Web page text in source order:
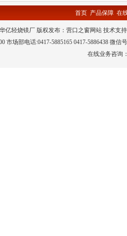
首页 产品保障 在
亿轻烧镁厂 版权发布： 营口之窗网站 技术支
市场部电话:0417-5885165 0417-5886438 微
在线业务咨询